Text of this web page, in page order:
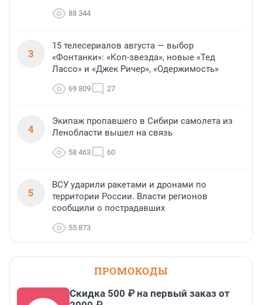
88 344
3
15 телесериалов августа — выбор
«Фонтанки»: «Коп-звезда», новые «Тед
Лассо» и «Джек Ричер», «Одержимость»
69 809 27
4
Экипаж пропавшего в Сибири самолета из
Ленобласти вышел на связь
58 463 60
5
ВСУ ударили ракетами и дронами по
территории России. Власти регионов
сообщили о пострадавших
55 873
ПРОМОКОДЫ
Скидка 500 ₽ на первый заказ от